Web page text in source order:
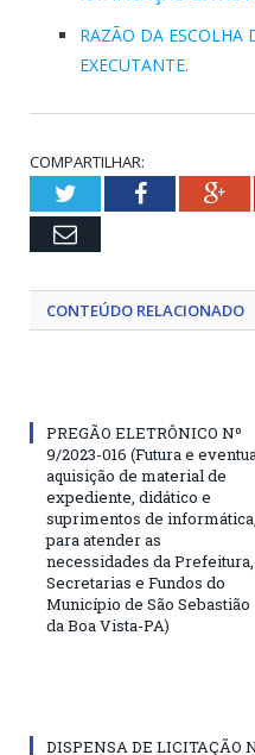
RAZÃO DA ESCOLHA
EXECUTANTE.
COMPARTILHAR:
TwitterFacebook
Email
CONTEÚDO RELACIONADO
PREGÃO ELETRÔNICO Nº
9/2023-016 (Futura e
aquisição de material de
expediente, didático e
suprimentos de informática,
para atender as
necessidades da Prefeitura,
Secretarias e Fundos do
Município de São Sebastião
da Boa Vista-PA)
DISPENSA DE LICITAÇÃO